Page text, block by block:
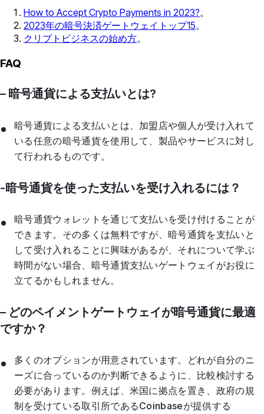
How to Accept Crypto Payments in 2023?。
2023年の暗号決済ゲートウェイトップ15。
クリプトビジネスの始め方。
FAQ
– 暗号通貨による支払いとは?
暗号通貨による支払いとは、加盟店や個人が受け入れて
いる任意の暗号通貨を使用して、製品やサービスに対し
て行われるものです。
-暗号通貨を使った支払いを受け入れるには？
暗号通貨ウォレットを通じて支払いを受け付けることが
できます。その多くは無料ですが、暗号通貨を支払いと
して受け入れることに興味があるが、それについて学ぶ
時間がない場合、暗号通貨支払いゲートウェイがお役に
立てるかもしれません。
– どのペイメントゲートウェイが暗号通貨に最適
ですか？
多くのオプションが用意されています。どれが自分のニ
ーズに合っているのか判断できるように、比較検討する
必要があります。例えば、米国に拠点を置き、政府の規
制を受けている取引所であるCoinbaseが提供する